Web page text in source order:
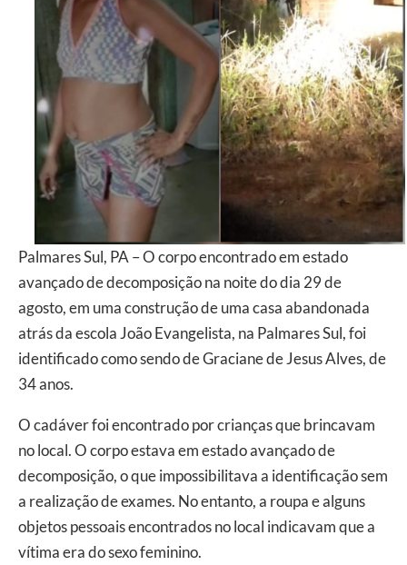
Palmares Sul, PA – O corpo encontrado em estado
avançado de decomposição na noite do dia 29 de
agosto, em uma construção de uma casa abandonada
atrás da escola João Evangelista, na Palmares Sul, foi
identificado como sendo de Graciane de Jesus Alves, de
34 anos.
O cadáver foi encontrado por crianças que brincavam
no local. O corpo estava em estado avançado de
decomposição, o que impossibilitava a identificação sem
a realização de exames. No entanto, a roupa e alguns
objetos pessoais encontrados no local indicavam que a
vítima era do sexo feminino.